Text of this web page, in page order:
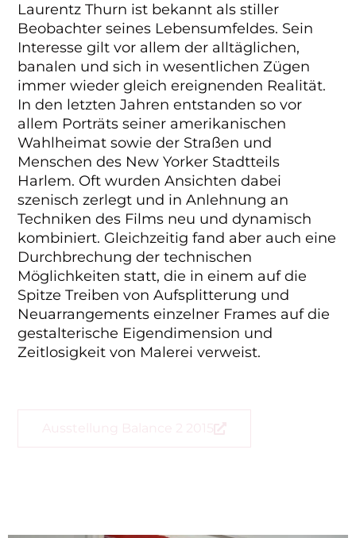
Laurentz Thurn ist bekannt als stiller
Beobachter seines Lebensumfeldes. Sein
Interesse gilt vor allem der alltäglichen,
banalen und sich in wesentlichen Zügen
immer wieder gleich ereignenden Realität.
In den letzten Jahren entstanden so vor
allem Porträts seiner amerikanischen
Wahlheimat sowie der Straßen und
Menschen des New Yorker Stadtteils
Harlem. Oft wurden Ansichten dabei
szenisch zerlegt und in Anlehnung an
Techniken des Films neu und dynamisch
kombiniert. Gleichzeitig fand aber auch eine
Durchbrechung der technischen
Möglichkeiten statt, die in einem auf die
Spitze Treiben von Aufsplitterung und
Neuarrangements einzelner Frames auf die
gestalterische Eigendimension und
Zeitlosigkeit von Malerei verweist.